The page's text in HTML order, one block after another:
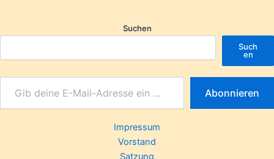
Suchen
Such
en
Abonnieren
Impressum
Vorstand
Satzung